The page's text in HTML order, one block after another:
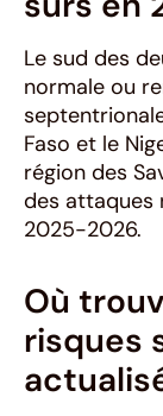
Le sud des
normale ou
Faso et le
région des
des attaques
2025-2026.
Où
risques